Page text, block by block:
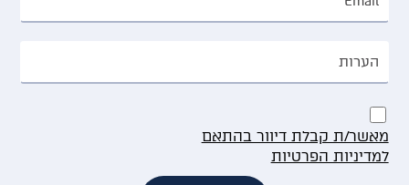
מאשר/ת קבלת דיוור בהתאם
למדיניות הפרטיות